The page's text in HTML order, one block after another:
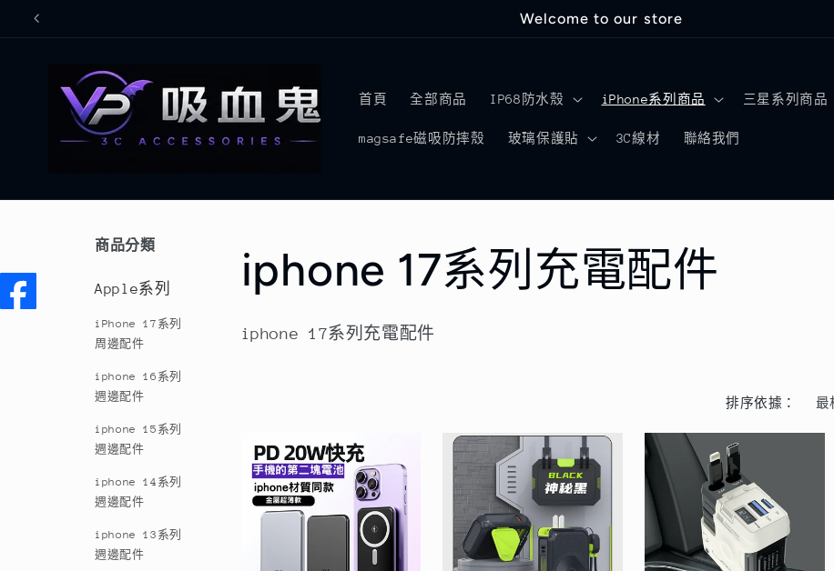
跳至內
Welcome to our store
首頁 全部商品 IP68防水殼 iPhone系列商品 三星系列商品
magsafe磁吸防摔殼 玻璃保護貼 3C線材 聯絡我們
商品分類
Apple系列
iPhone 17系列
周邊配件
iphone 16系列
週邊配件
iphone 15系列
週邊配件
iphone 14系列
週邊配件
iphone 13系列
週邊配件
商
品
列
:
iphone 17系列充電配件
iphone 17系列充電配件
排序依據：